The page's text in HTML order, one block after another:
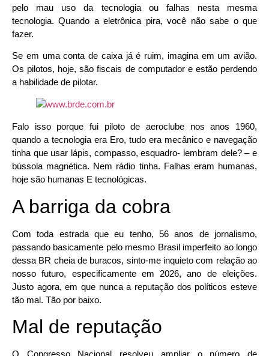
pelo mau uso da tecnologia ou falhas nesta mesma
tecnologia. Quando a eletrônica pira, você não sabe o que
fazer.
Se em uma conta de caixa já é ruim, imagina em um avião.
Os pilotos, hoje, são fiscais de computador e estão perdendo
a habilidade de pilotar.
Falo isso porque fui piloto de aeroclube nos anos 1960,
quando a tecnologia era Ero, tudo era mecânico e navegação
tinha que usar lápis, compasso, esquadro- lembram dele? – e
bússola magnética. Nem rádio tinha. Falhas eram humanas,
hoje são humanas E tecnológicas.
A barriga da cobra
Com toda estrada que eu tenho, 56 anos de jornalismo,
passando basicamente pelo mesmo Brasil imperfeito ao longo
dessa BR cheia de buracos, sinto-me inquieto com relação ao
nosso futuro, especificamente em 2026, ano de eleições.
Justo agora, em que nunca a reputação dos políticos esteve
tão mal. Tão por baixo.
Mal de reputação